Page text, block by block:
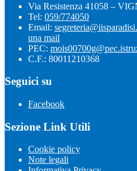
Via Resistenza 41058 –
Tel: 059/774050
Email:
una mail
PEC:
C.F.: 80011210368
Seguici su
Facebook
Sezione Link Utili
Cookie policy
Note legali